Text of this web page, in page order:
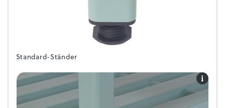
Standard-Ständer